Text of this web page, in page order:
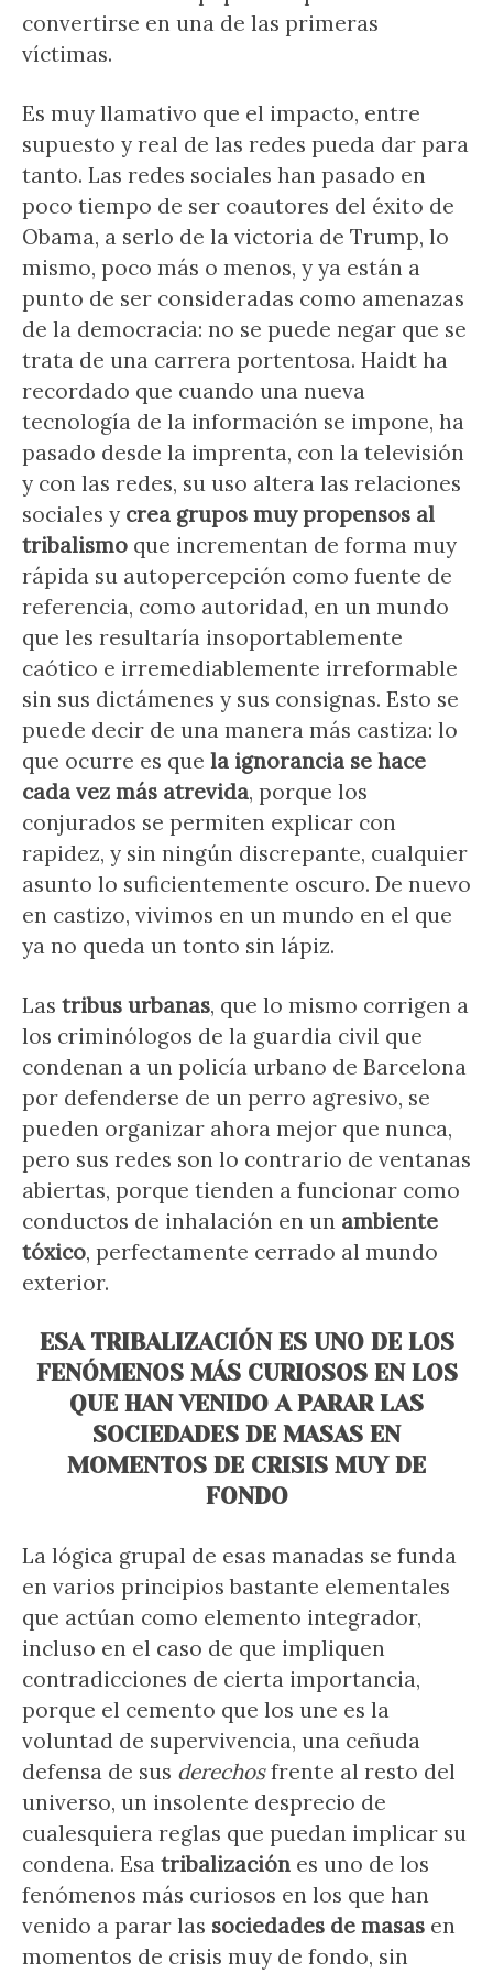
convertirse en una de las primeras
víctimas.
Es muy llamativo que el impacto, entre
supuesto y real de las redes pueda dar para
tanto. Las redes sociales han pasado en
poco tiempo de ser coautores del éxito de
Obama, a serlo de la victoria de Trump, lo
mismo, poco más o menos, y ya están a
punto de ser consideradas como amenazas
de la democracia: no se puede negar que se
trata de una carrera portentosa. Haidt ha
recordado que cuando una nueva
tecnología de la información se impone, ha
pasado desde la imprenta, con la televisión
y con las redes, su uso altera las relaciones
sociales y crea grupos muy propensos al
tribalismo que incrementan de forma muy
rápida su autopercepción como fuente de
referencia, como autoridad, en un mundo
que les resultaría insoportablemente
caótico e irremediablemente irreformable
sin sus dictámenes y sus consignas. Esto se
puede decir de una manera más castiza: lo
que ocurre es que la ignorancia se hace
cada vez más atrevida, porque los
conjurados se permiten explicar con
rapidez, y sin ningún discrepante, cualquier
asunto lo suficientemente oscuro. De nuevo
en castizo, vivimos en un mundo en el que
ya no queda un tonto sin lápiz.
Las tribus urbanas, que lo mismo corrigen a
los criminólogos de la guardia civil que
condenan a un policía urbano de Barcelona
por defenderse de un perro agresivo, se
pueden organizar ahora mejor que nunca,
pero sus redes son lo contrario de ventanas
abiertas, porque tienden a funcionar como
conductos de inhalación en un ambiente
tóxico, perfectamente cerrado al mundo
exterior.
ESA TRIBALIZACIÓN ES UNO DE LOS
FENÓMENOS MÁS CURIOSOS EN LOS
QUE HAN VENIDO A PARAR LAS
SOCIEDADES DE MASAS EN
MOMENTOS DE CRISIS MUY DE
FONDO
La lógica grupal de esas manadas se funda
en varios principios bastante elementales
que actúan como elemento integrador,
incluso en el caso de que impliquen
contradicciones de cierta importancia,
porque el cemento que los une es la
voluntad de supervivencia, una ceñuda
defensa de sus derechosfrente al resto del
universo, un insolente desprecio de
cualesquiera reglas que puedan implicar su
condena. Esa tribalización es uno de los
fenómenos más curiosos en los que han
venido a parar las sociedades de masas en
momentos de crisis muy de fondo, sin